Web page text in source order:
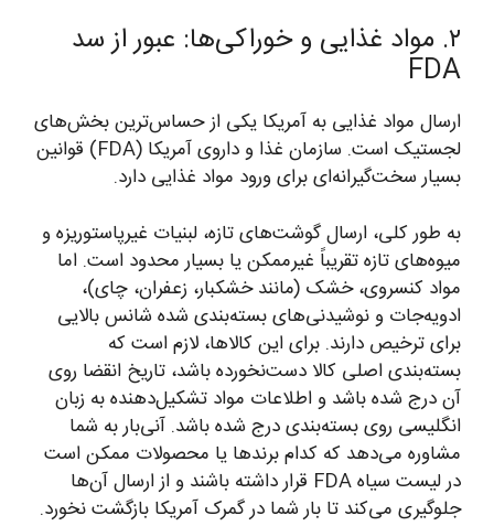
۲. مواد غذایی و خوراکی‌ها: عبور از سد
FDA
ارسال مواد غذایی به آمریکا یکی از حساس‌ترین بخش‌های
لجستیک است. سازمان غذا و داروی آمریکا (FDA) قوانین
بسیار سخت‌گیرانه‌ای برای ورود مواد غذایی دارد.
به طور کلی، ارسال گوشت‌های تازه، لبنیات غیرپاستوریزه و
میوه‌های تازه تقریباً غیرممکن یا بسیار محدود است. اما
مواد کنسروی، خشک (مانند خشکبار، زعفران، چای)،
ادویه‌جات و نوشیدنی‌های بسته‌بندی شده شانس بالایی
برای ترخیص دارند. برای این کالاها، لازم است که
بسته‌بندی اصلی کالا دست‌نخورده باشد، تاریخ انقضا روی
آن درج شده باشد و اطلاعات مواد تشکیل‌دهنده به زبان
انگلیسی روی بسته‌بندی درج شده باشد. آنی‌بار به شما
مشاوره می‌دهد که کدام برندها یا محصولات ممکن است
در لیست سیاه FDA قرار داشته باشند و از ارسال آن‌ها
جلوگیری می‌کند تا بار شما در گمرک آمریکا بازگشت نخورد.